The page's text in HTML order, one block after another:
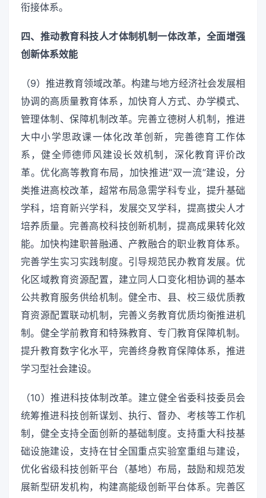
衔接体系。
四、推动教育科技人才体制机制一体改革，全面增强
创新体系效能
（9）推进教育领域改革。构建与地方经济社会发展相
协调的高质量教育体系，加快育人方式、办学模式、
管理体制、保障机制改革。完善立德树人机制，推进
大中小学思政课一体化改革创新，完善德育工作体
系，健全师德师风建设长效机制，深化教育评价改
革。优化高等教育布局，加快推进“双一流”建设，分
类推进高校改革，超常布局急需学科专业，提升基础
学科，培育新兴学科，发展交叉学科，提高拔尖人才
培养质量。完善高校科技创新机制，提高成果转化效
能。加快构建职普融通、产教融合的职业教育体系。
完善学生实习实践制度。引导规范民办教育发展。优
化区域教育资源配置，建立同人口变化相协调的基本
公共教育服务供给机制。健全市、县、校三级优质教
育资源配置联动机制，完善义务教育优质均衡推进机
制。健全学前教育和特殊教育、专门教育保障机制。
提升教育数字化水平，完善终身教育保障体系，推进
学习型社会建设。
（10）推进科技体制改革。建立健全省委科技委员会
统筹推进科技创新谋划、执行、督办、考核等工作机
制，健全支持全面创新的基础制度。支持重大科技基
础设施建设，支持在甘全国重点实验室重组与建设，
优化省级科技创新平台（基地）布局，鼓励和规范发
展新型研发机构，构建高能级创新平台体系。完善区